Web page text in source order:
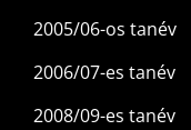
2005/06-os tanév
2006/07-es tanév
2008/09-es tanév